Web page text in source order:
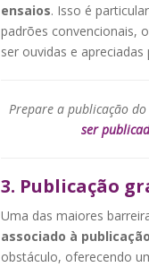
ensaios. Isso é
padrões convencionais,
ser ouvidas e
Prepare a publicação do
ser
3. Publicação
Uma das maiores
associado à
obstáculo, oferecendo